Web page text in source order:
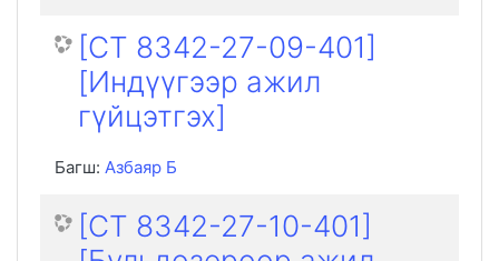
[CT 8342-27-09-401]
[Индүүгээр ажил
гүйцэтгэх]
Багш: Азбаяр Б
[CT 8342-27-10-401]